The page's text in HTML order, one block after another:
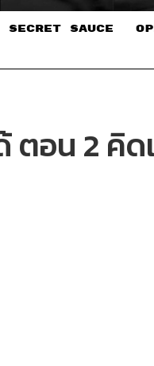
SECRET SAUCE​
ตอน 2 คิ